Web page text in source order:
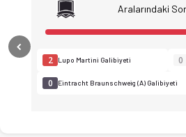
Aralarındaki
2 Lupo Martini Galibiyeti 0
0 Eintracht Braunschweig (A) Galibiyeti
Previous